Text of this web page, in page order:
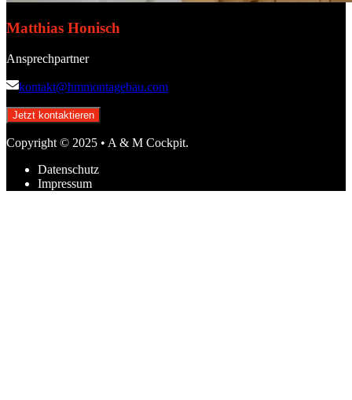
Matthias Honisch
Ansprechpartner
kontakt@hmmontagebau.com
Jetzt kontaktieren
Copyright © 2025 • A & M Cockpit.
Datenschutz
Impressum